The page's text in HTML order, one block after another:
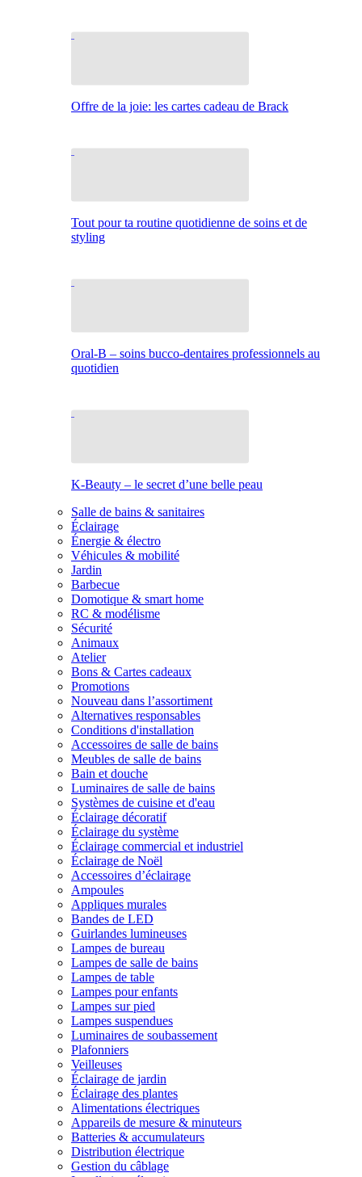
Offre de la joie: les cartes cadeau de Brack
Tout pour ta routine quotidienne de soins et de
styling
Oral-B – soins bucco-dentaires professionnels au
quotidien
K-Beauty – le secret d’une belle peau
Salle de bains & sanitaires
Éclairage
Énergie & électro
Véhicules & mobilité
Jardin
Barbecue
Domotique & smart home
RC & modélisme
Sécurité
Animaux
Atelier
Bons & Cartes cadeaux
Promotions
Nouveau dans l’assortiment
Alternatives responsables
Conditions d'installation
Accessoires de salle de bains
Meubles de salle de bains
Bain et douche
Luminaires de salle de bains
Systèmes de cuisine et d'eau
Éclairage décoratif
Éclairage du système
Éclairage commercial et industriel
Éclairage de Noël
Accessoires d’éclairage
Ampoules
Appliques murales
Bandes de LED
Guirlandes lumineuses
Lampes de bureau
Lampes de salle de bains
Lampes de table
Lampes pour enfants
Lampes sur pied
Lampes suspendues
Luminaires de soubassement
Plafonniers
Veilleuses
Éclairage de jardin
Éclairage des plantes
Alimentations électriques
Appareils de mesure & minuteurs
Batteries & accumulateurs
Distribution électrique
Gestion du câblage